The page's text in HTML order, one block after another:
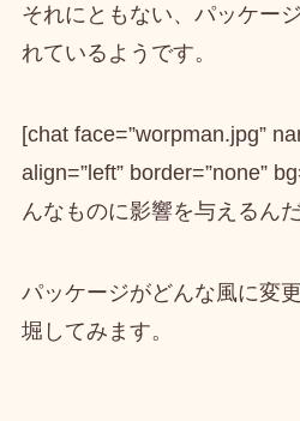
それにともない、 パッケー
れているようです。
[chat face=”worpman.jpg”
align=”left” border=”none”
んなものに影響を与えるん
パッケージがどんな風に変
堀してみます。